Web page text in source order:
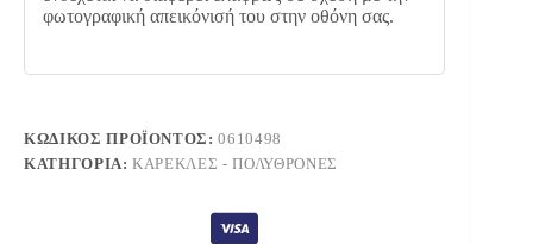
φωτογραφική απεικόνισή του στην οθόνη σας.
ΚΩΔΙΚΌΣ ΠΡΟΪΌΝΤΟΣ:0610498
ΚΑΤΗΓΟΡΊΑ:ΚΑΡΈΚΛΕΣ - ΠΟΛΥΘΡΌΝΕΣ